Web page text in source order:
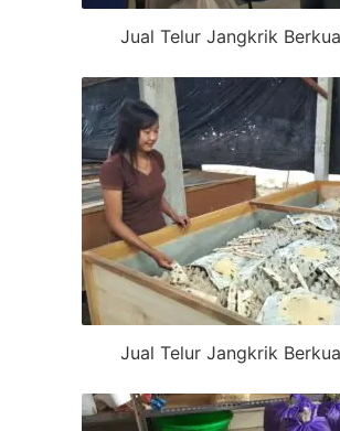
Jual Telur Jangkrik
Jual Telur Jangkrik